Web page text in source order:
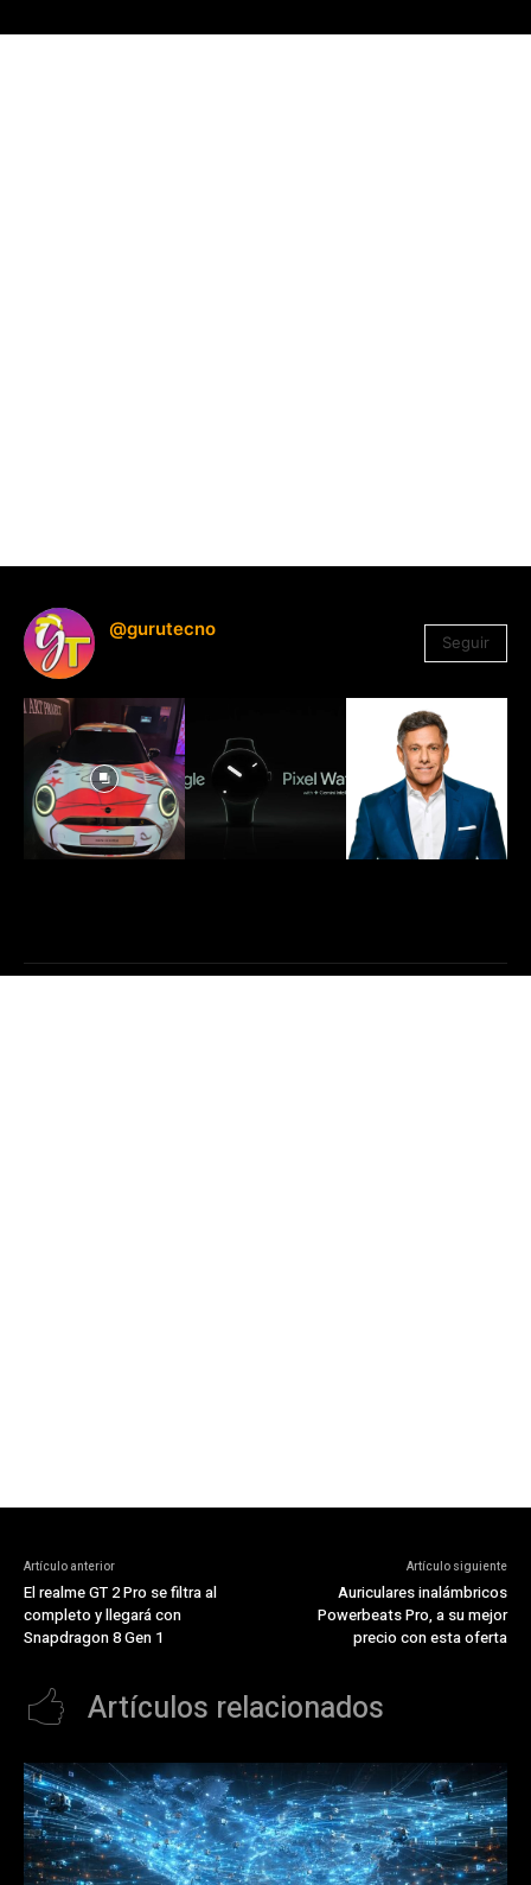
@gurutecno
Seguir
Artículo anterior
El realme GT 2 Pro se filtra al
completo y llegará con
Snapdragon 8 Gen 1
Artículo siguiente
Auriculares inalámbricos
Powerbeats Pro, a su mejor
precio con esta oferta
Artículos relacionados